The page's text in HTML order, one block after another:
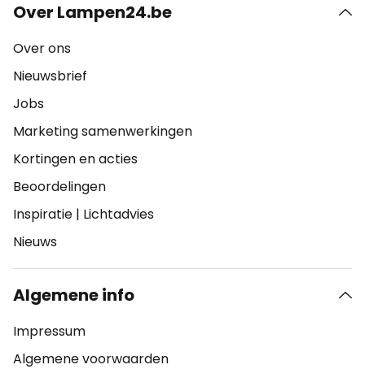
Over Lampen24.be
Over ons
Nieuwsbrief
Jobs
Marketing samenwerkingen
Kortingen en acties
Beoordelingen
Inspiratie | Lichtadvies
Nieuws
Algemene info
Impressum
Algemene voorwaarden